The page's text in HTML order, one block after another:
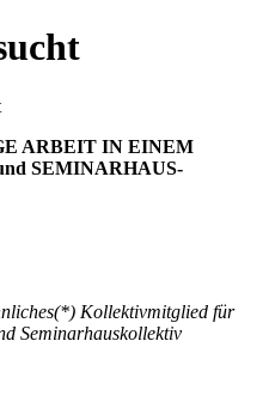
ARBEIT IN EINEM
SEMINARHAUS-
(*) Kollektivmitglied für
Seminarhauskollektiv